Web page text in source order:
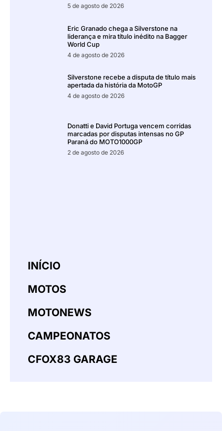
5 de agosto de 2026
Eric Granado chega a Silverstone na
liderança e mira título inédito na Bagger
World Cup
4 de agosto de 2026
Silverstone recebe a disputa de título mais
apertada da história da MotoGP
4 de agosto de 2026
Donatti e David Portuga vencem corridas
marcadas por disputas intensas no GP
Paraná do MOTO1000GP
2 de agosto de 2026
INÍCIO
MOTOS
MOTONEWS
CAMPEONATOS
CFOX83 GARAGE